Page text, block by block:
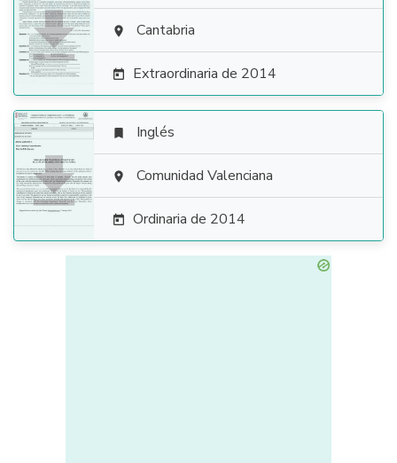
  Cantabria
 Extraordinaria de 2014

 Inglés
 Comunidad Valenciana
 Ordinaria de 2014